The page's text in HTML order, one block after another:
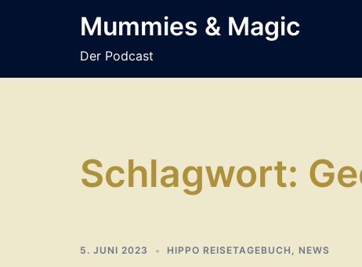
Mummies & Magic
Der Podcast
Schlagwort:
5. JUNI 2023 HIPPO REISETAGEBUCH , NEWS